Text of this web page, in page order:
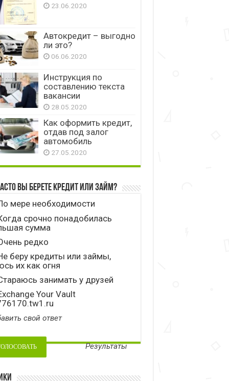
23.06.2020
Автокредит – выгодно
ли это?
06.06.2020
Инструкция по
составлению текста
вакансии
28.05.2020
Как оформить кредит,
отдав под залог
автомобиль
27.05.2020
вы берете кредит или займ?
мере необходимости
срочно понадобилась
сумма
редко
беру кредиты или займы,
их как огня
занимать у друзей
Your Vault
свой ответ
Результаты